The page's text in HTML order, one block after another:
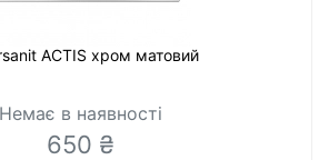
ACTIS хром матовий
Немає в наявності
650 ₴